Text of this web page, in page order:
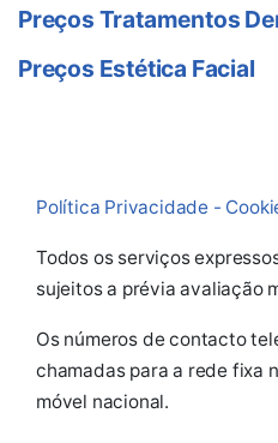
Preços Tratamentos
Preços Estética Facial
Política Privacidade -
Todos os serviços
sujeitos a prévia avaliação
Os números de contacto
chamadas para a rede fixa
móvel nacional.